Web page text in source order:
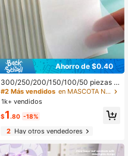
Ahorro de $0.40
300/250/200/150/100/50 piezas N
otas adhesivas transparentes, blocs
de notas minimalistas con adhesiv
o, pegatinas de resaltador imperme
ables para tomar notas, mensajes, r
ecordatorios, adecuadas para útiles
escolares, oficina, estudiantes, prof
#2 Más vendidos
en MASCOTA Notas Adhesivas
1k+ vendidos
$1.80 -18%
2Hay otros vendedores